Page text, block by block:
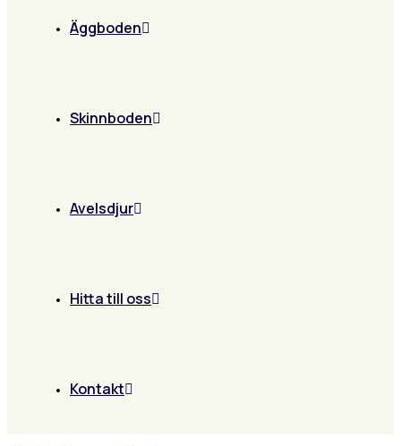
Äggboden
Skinnboden
Avelsdjur
Hitta till oss
Kontakt